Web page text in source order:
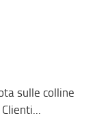
sulle colline